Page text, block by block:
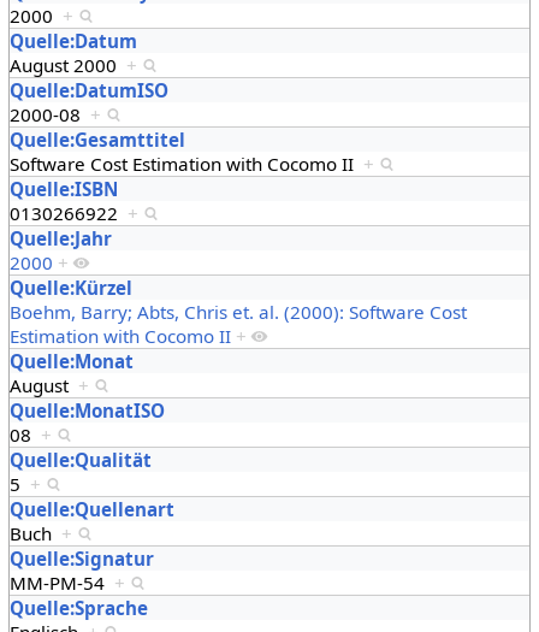
2000 +
Quelle:Datum
August 2000 +
Quelle:DatumISO
2000-08 +
Quelle:Gesamttitel
Software Cost Estimation with Cocomo II +
Quelle:ISBN
0130266922 +
Quelle:Jahr
2000 +
Quelle:Kürzel
Boehm, Barry; Abts, Chris et. al. (2000): Software Cost
Estimation with Cocomo II +
Quelle:Monat
August +
Quelle:MonatISO
08 +
Quelle:Qualität
5 +
Quelle:Quellenart
Buch +
Quelle:Signatur
MM-PM-54 +
Quelle:Sprache